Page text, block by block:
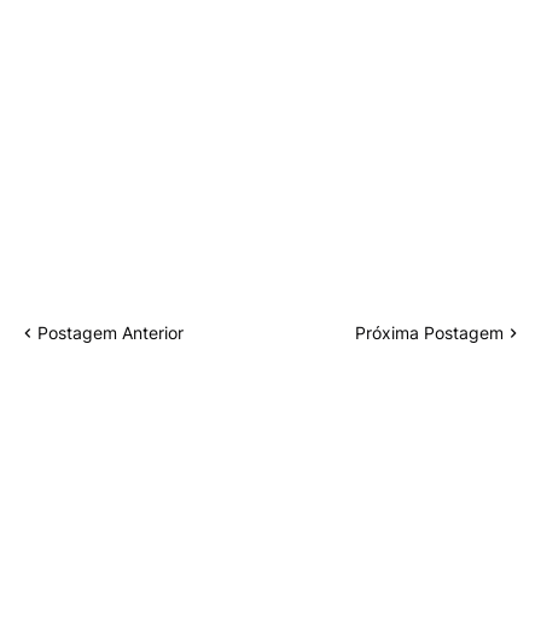
Postagem Anterior Próxima Postagem